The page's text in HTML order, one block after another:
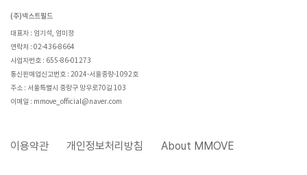
(주)넥스트필드
대표자 : 엄기석, 엄미정
연락처 : 02-436-8664
사업자번호 : 655-86-01273
통신판매업신고번호 : 2024-서울중랑-1092호
주소 : 서울특별시 중랑구 망우로70길 103
이메일 : mmove_official@naver.com
이용약관 개인정보처리방침 About MMOVE